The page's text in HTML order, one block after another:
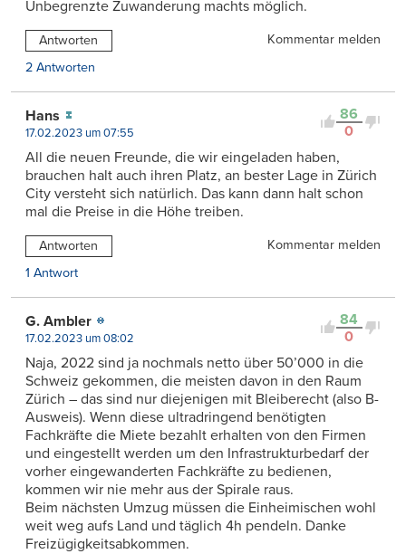
Unbegrenzte Zuwanderung machts möglich.
Antworten
Kommentar melden
2 Antworten
86
0
Hans
17.02.2023 um 07:55
All die neuen Freunde, die wir eingeladen haben,
brauchen halt auch ihren Platz, an bester Lage in Zürich
City versteht sich natürlich. Das kann dann halt schon
mal die Preise in die Höhe treiben.
Antworten
Kommentar melden
1 Antwort
84
0
G. Ambler
17.02.2023 um 08:02
Naja, 2022 sind ja nochmals netto über 50’000 in die
Schweiz gekommen, die meisten davon in den Raum
Zürich – das sind nur diejenigen mit Bleiberecht (also B-
Ausweis). Wenn diese ultradringend benötigten
Fachkräfte die Miete bezahlt erhalten von den Firmen
und eingestellt werden um den Infrastrukturbedarf der
vorher eingewanderten Fachkräfte zu bedienen,
kommen wir nie mehr aus der Spirale raus.
Beim nächsten Umzug müssen die Einheimischen wohl
weit weg aufs Land und täglich 4h pendeln. Danke
Freizügigkeitsabkommen.